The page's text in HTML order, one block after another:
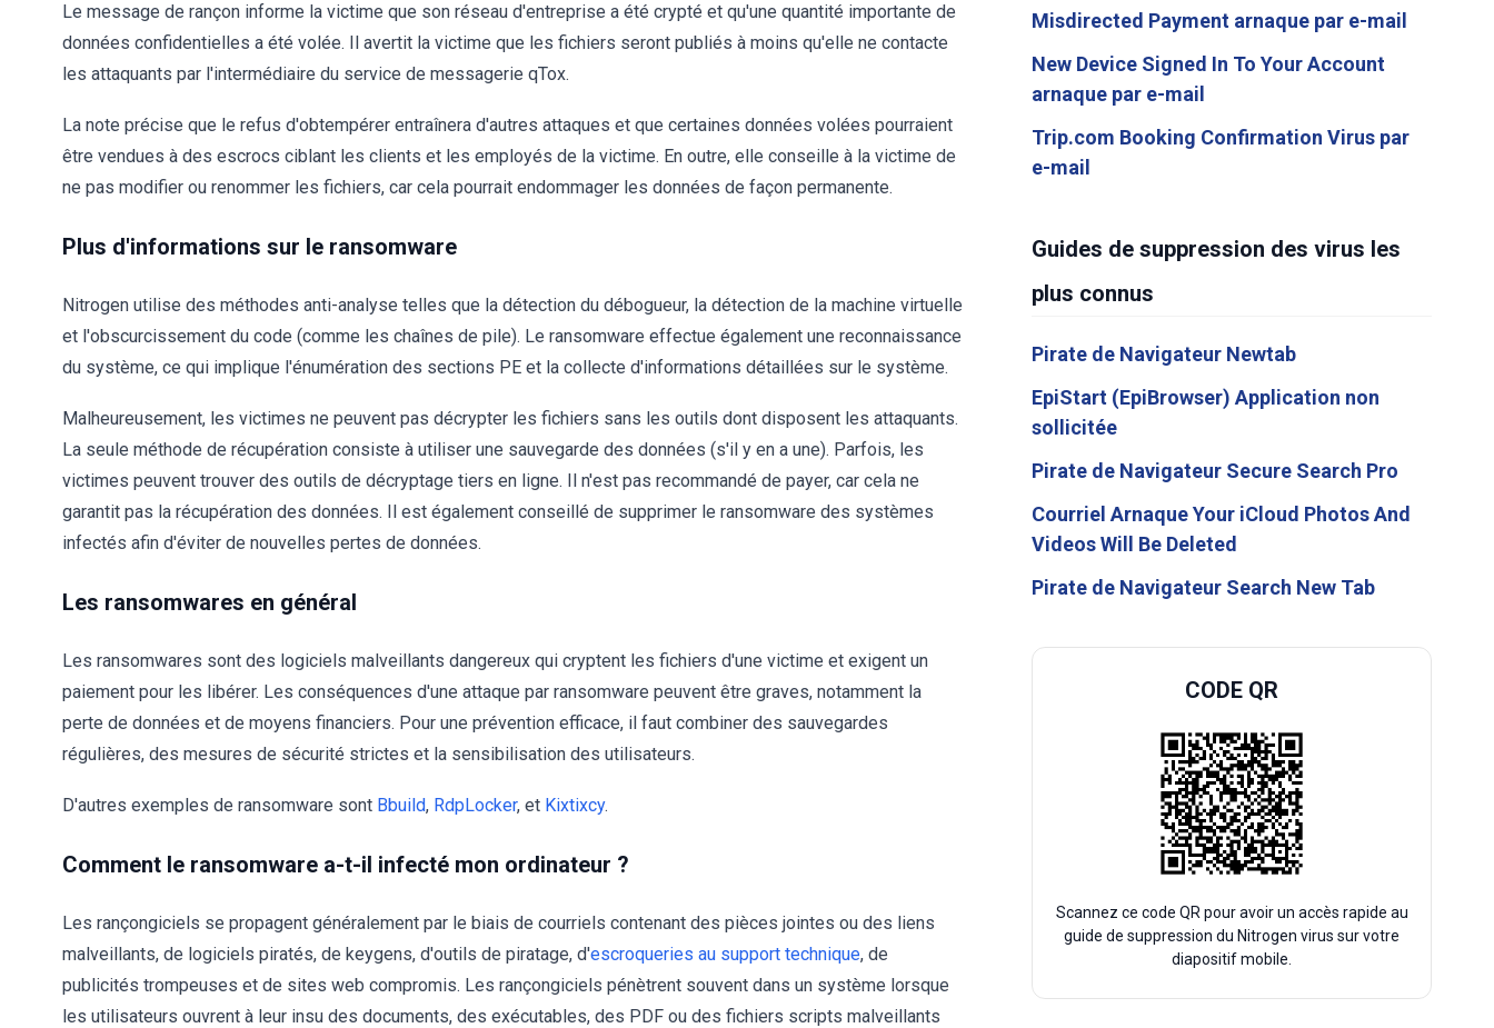
Le message de rançon informe la victime que son réseau d'entreprise a été crypté et qu'une quantité importante de
données confidentielles a été volée. Il avertit la victime que les fichiers seront publiés à moins qu'elle ne contacte
les attaquants par l'intermédiaire du service de messagerie qTox.
La note précise que le refus d'obtempérer entraînera d'autres attaques et que certaines données volées pourraient
être vendues à des escrocs ciblant les clients et les employés de la victime. En outre, elle conseille à la victime de
ne pas modifier ou renommer les fichiers, car cela pourrait endommager les données de façon permanente.
Plus d'informations sur le ransomware
Nitrogen utilise des méthodes anti-analyse telles que la détection du débogueur, la détection de la machine virtuelle
et l'obscurcissement du code (comme les chaînes de pile). Le ransomware effectue également une reconnaissance
du système, ce qui implique l'énumération des sections PE et la collecte d'informations détaillées sur le système.
Malheureusement, les victimes ne peuvent pas décrypter les fichiers sans les outils dont disposent les attaquants.
La seule méthode de récupération consiste à utiliser une sauvegarde des données (s'il y en a une). Parfois, les
victimes peuvent trouver des outils de décryptage tiers en ligne. Il n'est pas recommandé de payer, car cela ne
garantit pas la récupération des données. Il est également conseillé de supprimer le ransomware des systèmes
infectés afin d'éviter de nouvelles pertes de données.
Les ransomwares en général
Les ransomwares sont des logiciels malveillants dangereux qui cryptent les fichiers d'une victime et exigent un
paiement pour les libérer. Les conséquences d'une attaque par ransomware peuvent être graves, notamment la
perte de données et de moyens financiers. Pour une prévention efficace, il faut combiner des sauvegardes
régulières, des mesures de sécurité strictes et la sensibilisation des utilisateurs.
D'autres exemples de ransomware sont Bbuild, RdpLocker, et Kixtixcy.
Comment le ransomware a-t-il infecté mon ordinateur ?
Les rançongiciels se propagent généralement par le biais de courriels contenant des pièces jointes ou des liens
malveillants, de logiciels piratés, de keygens, d'outils de piratage, d'escroqueries au support technique, de
publicités trompeuses et de sites web compromis. Les rançongiciels pénètrent souvent dans un système lorsque
les utilisateurs ouvrent à leur insu des documents, des exécutables, des PDF ou des fichiers scripts malveillants
Misdirected Payment arnaque par e-mail
New Device Signed In To Your Account
arnaque par e-mail
Trip.com Booking Confirmation Virus par
e-mail
Guides de suppression des virus les
plus connus
Pirate de Navigateur Newtab
EpiStart (EpiBrowser) Application non
sollicitée
Pirate de Navigateur Secure Search Pro
Courriel Arnaque Your iCloud Photos And
Videos Will Be Deleted
Pirate de Navigateur Search New Tab
CODE QR
Scannez ce code QR pour avoir un accès rapide au
guide de suppression du Nitrogen virus sur votre
diapositif mobile.